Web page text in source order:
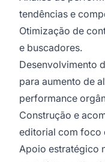
tendências e
Otimização de
e buscadores.
Desenvolvimento
para aumento de
performance
Construção e
editorial com foco
Apoio estratégico